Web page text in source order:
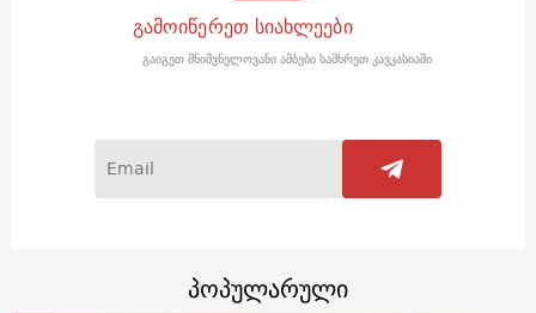
გამოიწერეთ სიახლეები
გაიგეთ მნიშვნელოვანი ამბები სამხრეთ კავკასიაში
პოპულარული